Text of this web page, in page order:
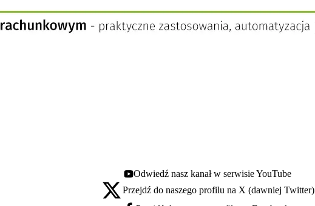
Youtube - otwiera się w nowej karcie
Odwiedź nasz kanał w serwisie YouTube
X - otwiera się w nowej karcie
Przejdź do naszego profilu na X (dawniej Twitter)